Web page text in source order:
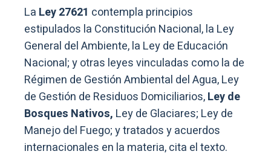
La Ley 27621 contempla principios
estipulados la Constitución Nacional, la Ley
General del Ambiente, la Ley de Educación
Nacional; y otras leyes vinculadas como la de
Régimen de Gestión Ambiental del Agua, Ley
de Gestión de Residuos Domiciliarios,Ley de
Bosques Nativos, Ley de Glaciares; Ley de
Manejo del Fuego; y tratados y acuerdos
internacionales en la materia, cita el texto.